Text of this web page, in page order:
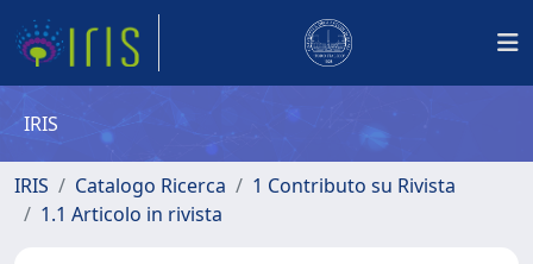
IRIS
IRIS Catalogo Ricerca
1 Contributo su Rivista
1.1 Articolo in rivista